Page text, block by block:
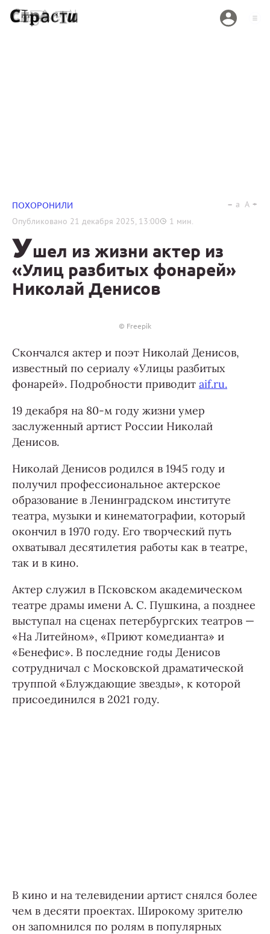
ПОХОРОНИЛИ
Опубликовано 21 декабря 2025, 13:00 1 мин.
a A
Ушел из жизни актер из
«Улиц разбитых фонарей»
Николай Денисов
© Freepik
Cкончался актер и поэт Николай Денисов,
известный по сериалу «Улицы разбитых
фонарей». Подробности приводит aif.ru.
19 декабря на 80-м году жизни умер
заслуженный артист России Николай
Денисов.
Николай Денисов родился в 1945 году и
получил профессиональное актерское
образование в Ленинградском институте
театра, музыки и кинематографии, который
окончил в 1970 году. Его творческий путь
охватывал десятилетия работы как в театре,
так и в кино.
Актер служил в Псковском академическом
театре драмы имени А. С. Пушкина, а позднее
выступал на сценах петербургских театров —
«На Литейном», «Приют комедианта» и
«Бенефис». В последние годы Денисов
сотрудничал с Московской драматической
труппой «Блуждающие звезды», к которой
присоединился в 2021 году.
В кино и на телевидении артист снялся более
чем в десяти проектах. Широкому зрителю
он запомнился по ролям в популярных